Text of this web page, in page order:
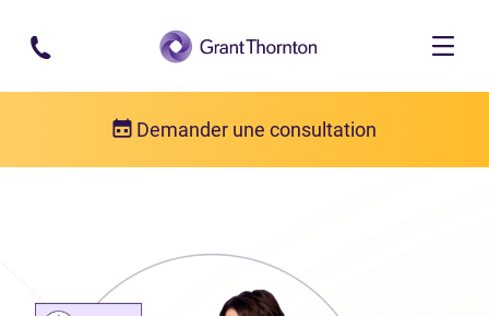
Passer au contenu principal
Demander une consultation